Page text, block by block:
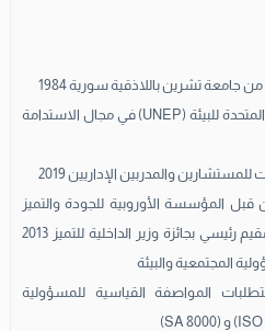
جامعة تشرين باللاذقية سورية 1984
مدرب معتمد من برنامج الأمم المتحدة للبيئة (UNEP) في مجال الاستدامة
والمدربين الإداريين 2019
قبل المؤسسة الأوروبية للجودة والتميز
المؤسسي 2013 / EFQM 5- مُقيم رئيسي بجائزة وزير الداخلية للتميز 2013
المجتمعية والبيئة
المواصفة القياسية للمسؤولية